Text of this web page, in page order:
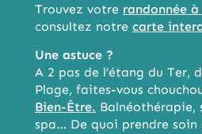
Trouvez votre randonnée
consultez notre carte
Une astuce ?
A 2 pas de l’étang du Ter,
Plage, faites-vous
Bien-Être. Balnéothérapie,
spa… De quoi prendre soin